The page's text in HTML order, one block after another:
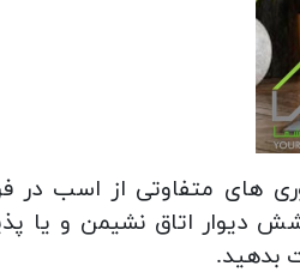
های متفاوتی از اسب در
دیوار اتاق نشیمن و یا
بدهید.